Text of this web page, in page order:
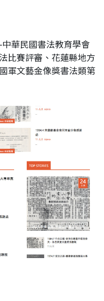
華民國書法教育學會
比賽評審、花蓮縣地方
軍文藝金像獎書法類第